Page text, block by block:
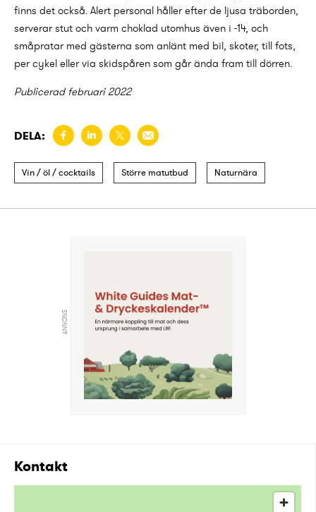
finns det också. Alert personal håller efter de ljusa träborden,
serverar stut och varm choklad utomhus även i -14, och
småpratar med gästerna som anlänt med bil, skoter, till fots,
per cykel eller via skidspåren som går ända fram till dörren.
Publicerad februari 2022
DELA:
Vin / öl / cocktails Större matutbud Naturnära
ANNONS
Kontakt